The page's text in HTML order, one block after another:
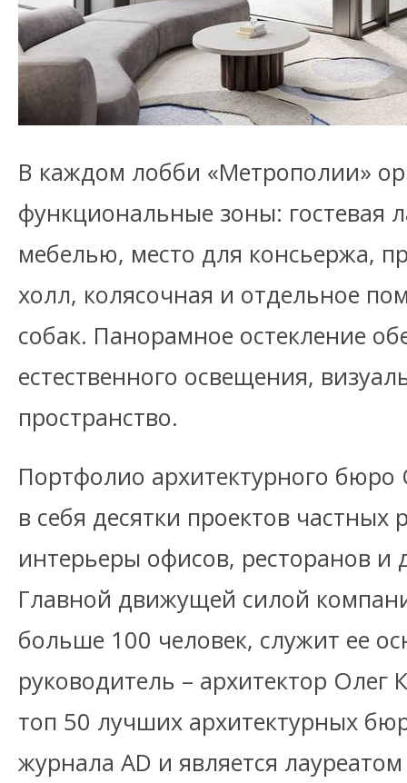
В каждом лобби «Метрополии»
функциональные зоны: гостевая
мебелью, место для консьержа,
холл, колясочная и отдельное
собак. Панорамное остекление
естественного освещения,
пространство.
Портфолио архитектурного бюро
в себя десятки проектов
интерьеры офисов, ресторанов и
Главной движущей силой
больше 100 человек, служит ее
руководитель – архитектор Олег
топ 50 лучших архитектурных
журнала AD и является